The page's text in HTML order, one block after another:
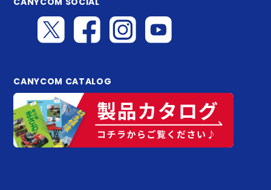
CANYCOM CATALOG